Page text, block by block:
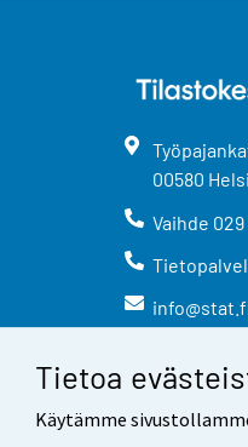
Tietoa
Käytämme
00580
Vaihde 029